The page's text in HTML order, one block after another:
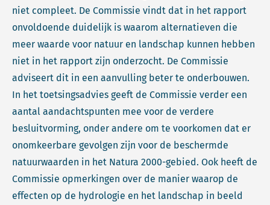
niet compleet. De Commissie vindt dat in het rapport
onvoldoende duidelijk is waarom alternatieven die
meer waarde voor natuur en landschap kunnen hebben
niet in het rapport zijn onderzocht. De Commissie
adviseert dit in een aanvulling beter te onderbouwen.
In het toetsingsadvies geeft de Commissie verder een
aantal aandachtspunten mee voor de verdere
besluitvorming, onder andere om te voorkomen dat er
onomkeerbare gevolgen zijn voor de beschermde
natuurwaarden in het Natura 2000-gebied. Ook heeft de
Commissie opmerkingen over de manier waarop de
effecten op de hydrologie en het landschap in beeld